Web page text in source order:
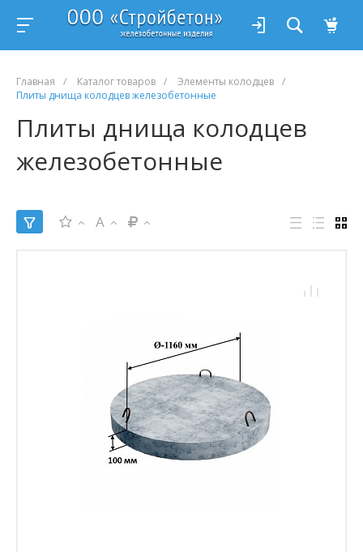
Главная / Каталог товаров / Элементы колодцев /
Плиты днища колодцев железобетонные
Плиты днища колодцев
железобетонные
A